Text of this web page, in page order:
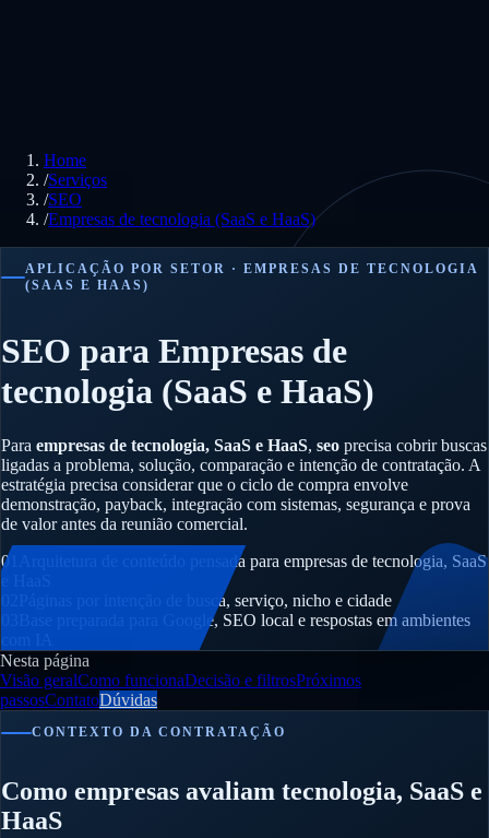
Home
/Serviços
/SEO
/Empresas de tecnologia (SaaS e HaaS)
APLICAÇÃO POR SETOR · EMPRESAS DE TECNOLOGIA
(SAAS E HAAS)
SEO para Empresas de
tecnologia (SaaS e HaaS)
Para empresas de tecnologia, SaaS e HaaS, seo precisa cobrir buscas
ligadas a problema, solução, comparação e intenção de contratação. A
estratégia precisa considerar que o ciclo de compra envolve
demonstração, payback, integração com sistemas, segurança e prova
de valor antes da reunião comercial.
01
Arquitetura de conteúdo pensada para empresas de tecnologia, SaaS
Páginas por intenção de busca, serviço, nicho e cidade
Base preparada para Google, SEO local e respostas em ambientes
Nesta página
Visão geralComo funcionaDecisão e filtrosPróximos
passosContatoDúvidas
CONTEXTO DA CONTRATAÇÃO
Como empresas avaliam tecnologia, SaaS e
HaaS